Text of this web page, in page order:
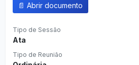
📄 Abrir documento
Tipo de Sessão
Ata
Tipo de Reunião